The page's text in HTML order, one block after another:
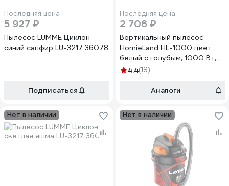
Последняя цена
5 927 ₽
Пылесос LUMME Циклон
синий сапфир LU-3217 36078
Подписаться
Последняя цена
2 706 ₽
Вертикальный пылесос
HomieLand HL-1000 цвет
белый с голубым, 1000 Вт,
HEPA-фильтр 6 00-
4.4(19)
Аналоги
Нет в наличии Нет в наличии